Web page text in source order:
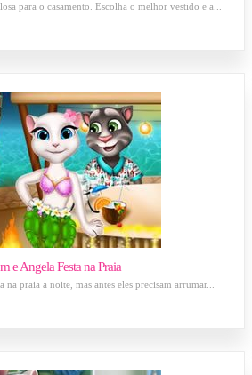
para o casamento. Escolha o melhor vestido e a...
e Angela Festa na Praia
praia a noite, mas antes eles precisam arrumar...